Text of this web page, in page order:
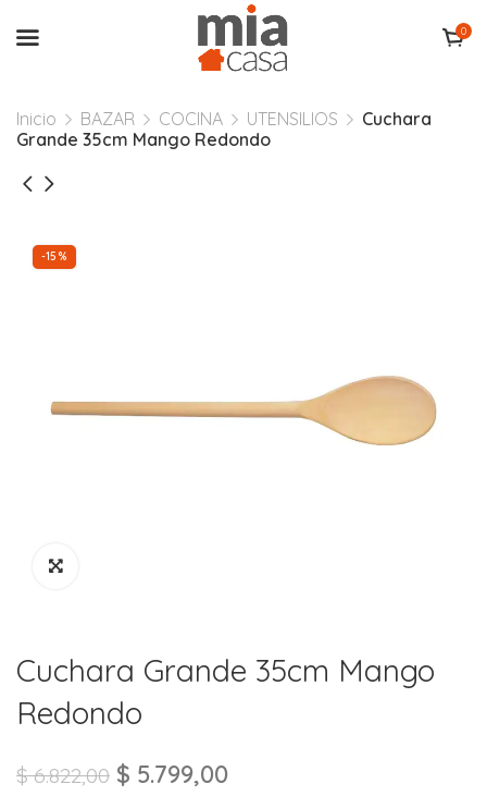
0
Inicio BAZAR COCINA UTENSILIOS
Cuchara
Grande 35cm Mango Redondo
-15%
Cuchara Grande 35cm Mango
Redondo
$6.822,00 $ 5.799,00